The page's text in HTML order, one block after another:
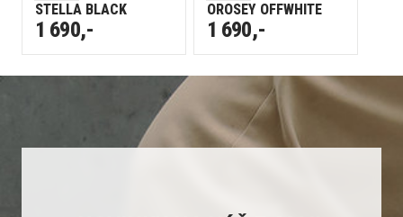
STELLA BLACK
1 690,-
OROSEY OFFWHITE
1 690,-